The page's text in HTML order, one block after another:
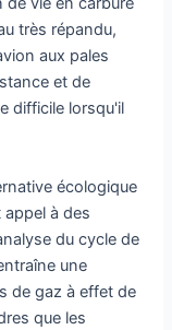
très répandu,
aux pales
et de
difficile lorsqu'il
écologique
à des
du cycle de
une
de gaz à effet de
que les